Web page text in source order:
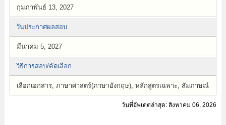
กุมภาพันธ์ 13, 2027
วันประกาศผลสอบ
มีนาคม 5, 2027
วิธีการสอบ/คัดเลือก
เลือกเอกสาร, ภาษาศาสตร์(ภาษาอังกฤษ), หลักสูตรเฉพาะ, สัมภาษณ์
วันที่อัพเดตล่าสุด: สิงหาคม 06, 2026